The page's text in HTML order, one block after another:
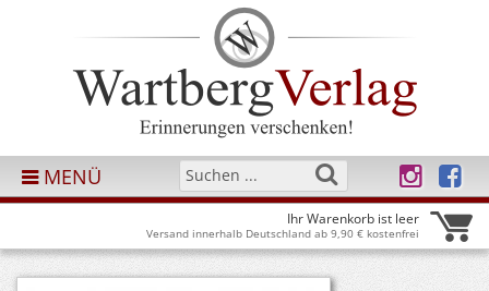
MENÜ
Ihr Warenkorb ist leer
Versand innerhalb Deutschland ab 9,90 € kostenfrei